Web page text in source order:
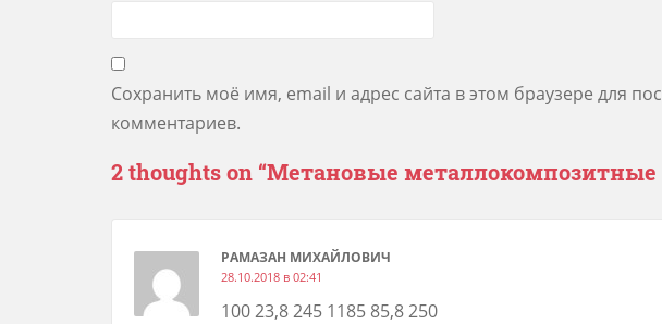
Сохранить моё имя, email и адрес сайта в этом браузере для
комментариев.
2 thoughts on “Метановые металлокомпозитные
РАМАЗАН МИХАЙЛОВИЧ
28.10.2018 в 02:41
100 23,8 245 1185 85,8 250